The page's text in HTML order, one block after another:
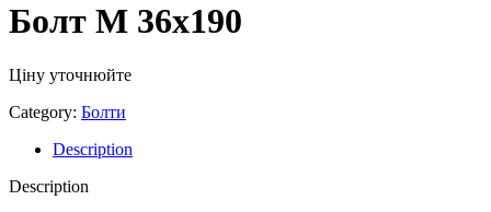
Болт М 36х190
Ціну уточнюйте
Category: Болти
Description
Description